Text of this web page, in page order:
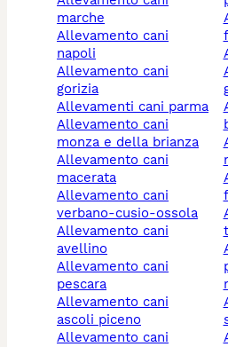
marche
allevamento cani
napoli
allevamento cani
gorizia
allevamenti cani parma
allevamento cani
monza e della brianza
allevamento cani
macerata
allevamento cani
verbano-cusio-ossola
allevamento cani
avellino
allevamento cani
pescara
allevamento cani
ascoli piceno
allevamento cani